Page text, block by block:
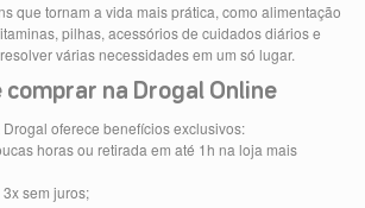
que tornam a vida mais prática, como alimentação
pilhas, acessórios de cuidados diários e
várias necessidades em um só lugar.
comprar na Drogal Online
oferece benefícios exclusivos:
horas ou retirada em até 1h na loja mais
sem juros;